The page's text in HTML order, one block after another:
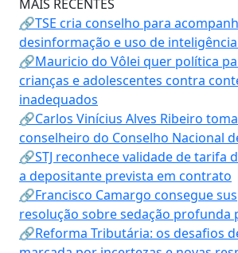
MAIS RECENTES
🔗TSE cria conselho para
desinformação e uso de
🔗Mauricio do Vôlei quer política
crianças e adolescentes contra
inadequados
🔗Carlos Vinícius Alves Ribeiro
conselheiro do Conselho Nacional
🔗STJ reconhece validade de tarifa
a depositante prevista em contrato
🔗Francisco Camargo consegue
resolução sobre sedação profunda
🔗Reforma Tributária: os desafios